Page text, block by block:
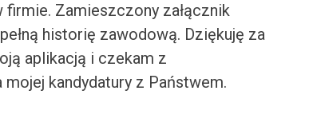
Zamieszczony załącznik
historię zawodową. Dziękuję za
aplikacją i czekam z
kandydatury z Państwem.